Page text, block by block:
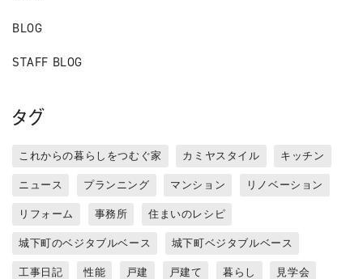
BLOG
STAFF BLOG
タグ
これからの暮らしをつむぐ家 カミヤスタイル キッチン
ニュース プランニング マンション リノベーション
リフォーム 事務所 住まいのレシピ
城下町のベジタブルベース 城下町ベジタブルベース
工事日記 性能 戸建 戸建て 暮らし 見学会